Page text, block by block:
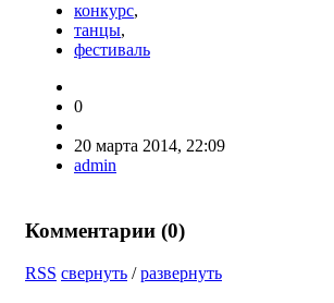
конкурс,
танцы,
фестиваль
0
20 марта 2014, 22:09
admin
Комментарии (0)
RSS свернуть /развернуть